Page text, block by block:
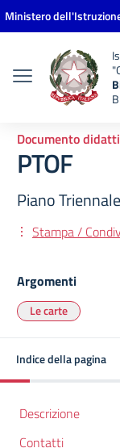
Vai ai contenuti
Vai al menu di
Vai al footer
Ministero
Documento
PTOF
Piano
Stampa /
Argomenti
Le carte
Indice della pagina
Descrizione
Contatti